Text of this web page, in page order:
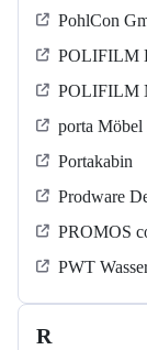
PohlCon
POLIFILM
POLIFILM
porta
Portakabin
Prodware
PROMOS
PWT
R